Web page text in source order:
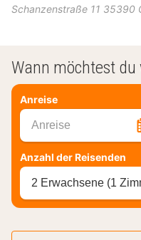
Schanzenstraße 11 35390
Wann möchtest du
Anreise
Anreise
Anzahl der Reisenden
2 Erwachsene (1